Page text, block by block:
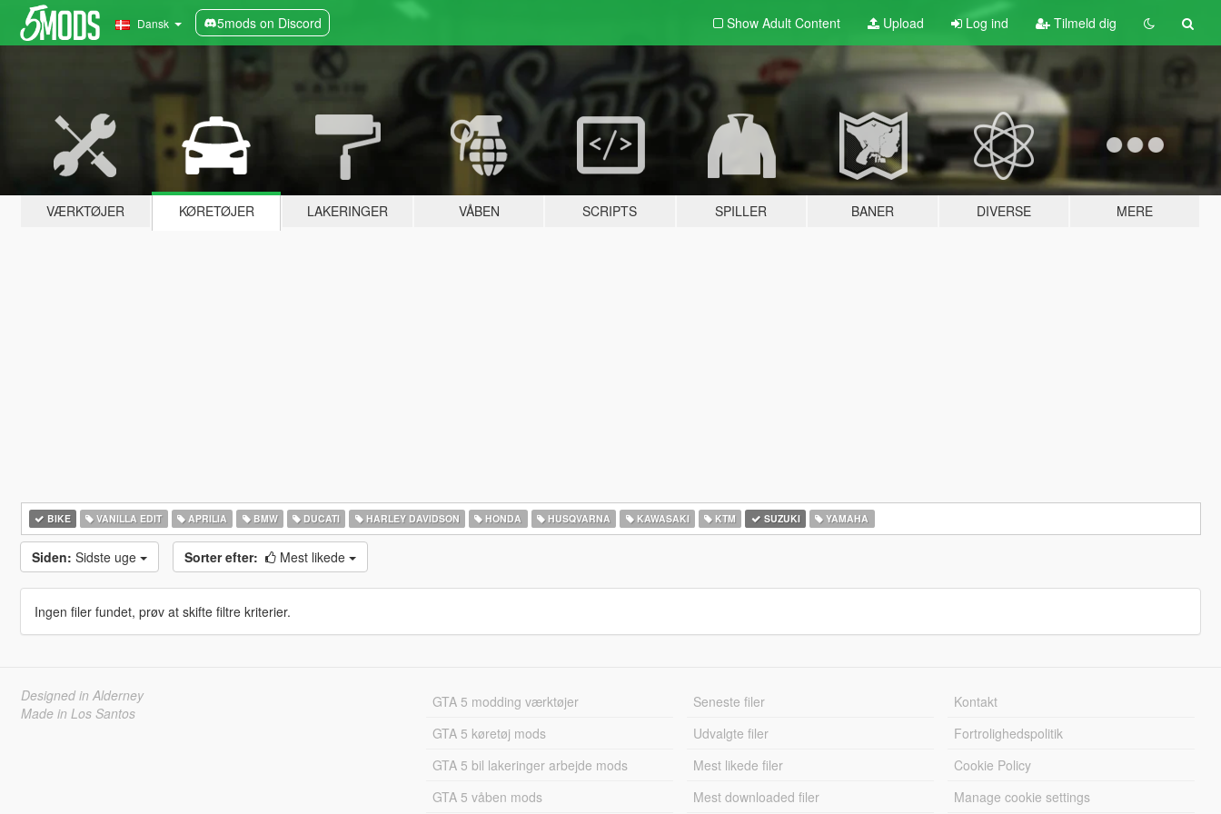
Dansk 5mods on Discord Show Adult Content Upload Log ind Tilmeld dig
VÆRKTØJER KØRETØJER LAKERINGER VÅBEN SCRIPTS SPILLER BANER DIVERSE MERE
BIKE VANILLA EDIT APRILIA BMW DUCATI HARLEY DAVIDSON HONDA HUSQVARNA KAWASAKI KTM SUZUKI YAMAHA
Siden: Sidste uge Sorter efter: Mest likede
Ingen filer fundet, prøv at skifte filtre kriterier.
Designed in Alderney
Made in Los Santos
GTA 5 modding værktøjer
GTA 5 køretøj mods
GTA 5 bil lakeringer arbejde mods
GTA 5 våben mods
Seneste filer
Udvalgte filer
Mest likede filer
Mest downloaded filer
Kontakt
Fortrolighedspolitik
Cookie Policy
Manage cookie settings